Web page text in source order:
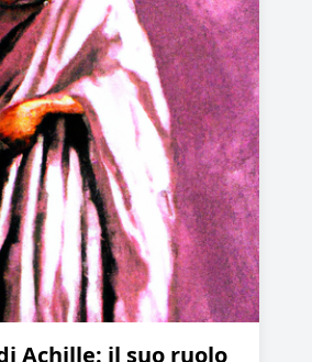
Achille: il suo ruolo